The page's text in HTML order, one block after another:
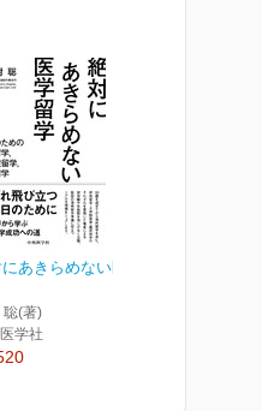
あきらめない医学留
聡(著)
学社